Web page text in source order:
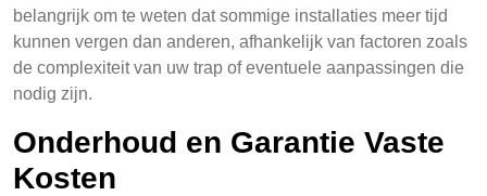
belangrijk om te weten dat sommige installaties meer tijd
kunnen vergen dan anderen, afhankelijk van factoren zoals
de complexiteit van uw trap of eventuele aanpassingen die
nodig zijn.
Onderhoud en Garantie Vaste
Kosten